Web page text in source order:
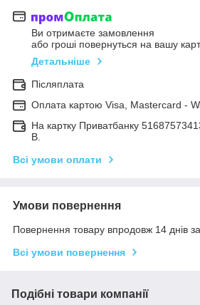
Ви отримаєте замовлення
або гроші повернуться на вашу
Детальніше
Післяплата
Оплата картою Visa, Mastercard -
На картку Приватбанку
В.
Всі умови оплати
Умови повернення
Повернення товару впродовж 14 днів
Всі умови повернення
Подібні товари компанії